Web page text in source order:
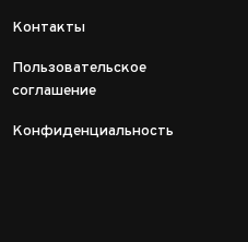
Контакты
Пользовательское
соглашение
Конфиденциальность